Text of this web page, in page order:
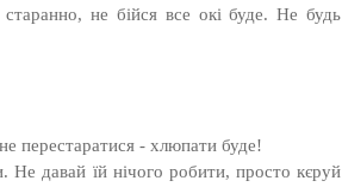
не бійся все окі буде. Не будь
перестаратися - хлюпати буде!
Не давай їй нічого робити, просто кєруй